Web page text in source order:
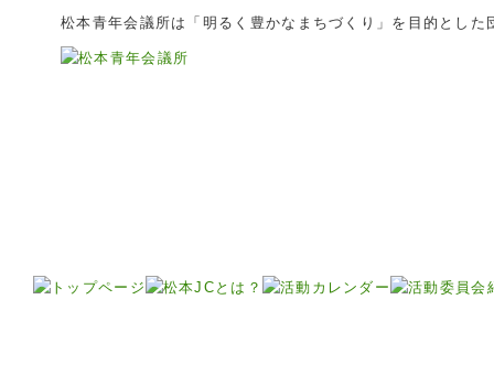
松本青年会議所は「明るく豊かなまちづくり」を目的とした